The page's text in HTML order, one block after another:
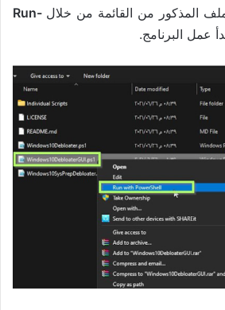
المذكور من القائمة من خلال Run-
عمل البرنامج.